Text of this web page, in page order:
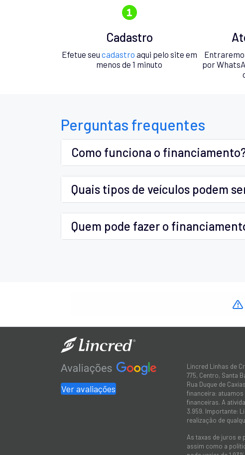
Cadastro
Efetue seu cadastro aqui pelo site em
menos de 1 minuto
por
Perguntas frequentes
Como funciona o
Quais tipos de veículos podem
Quem pode fazer o
Ver avaliações
Lincred Linhas de
775, Centro, Santa
Rua Duque de
financeira:
financeiras. A
3.959. Importante:
realização de
As taxas de juros e
assim como a